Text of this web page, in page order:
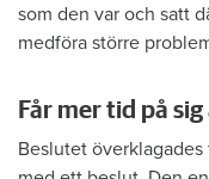
som den var och satt
medföra större
Får mer tid på
Beslutet överklagades